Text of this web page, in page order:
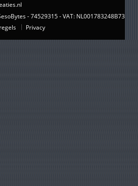
- 74529315 - VAT: NL001783248B73
Privacy